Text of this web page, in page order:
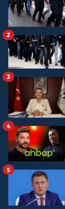
2
3
4
5